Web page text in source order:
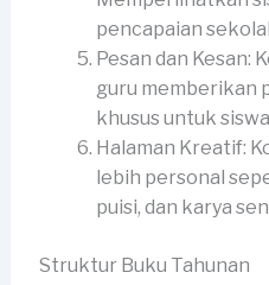
pencapaian
Pesan dan Kesan:
guru memberikan
khusus untuk
Halaman Kreatif:
lebih personal
puisi, dan karya
Struktur Buku Tahunan